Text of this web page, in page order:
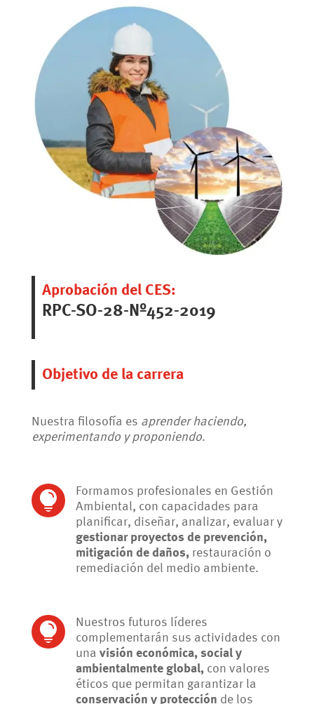
Aprobación del CES:
RPC-SO-28-Nº452-2019
Objetivo de la carrera
Nuestra filosofía es aprender haciendo,
experimentando y proponiendo.

Formamos profesionales en Gestión
Ambiental, con capacidades para
planificar, diseñar, analizar, evaluar y
gestionar proyectos de prevención,
mitigación de daños, restauración o
remediación del medio ambiente.

Nuestros futuros líderes
complementarán sus actividades con
una visión económica, social y
ambientalmente global,con valores
éticos que permitan garantizar la
conservación y protección de los